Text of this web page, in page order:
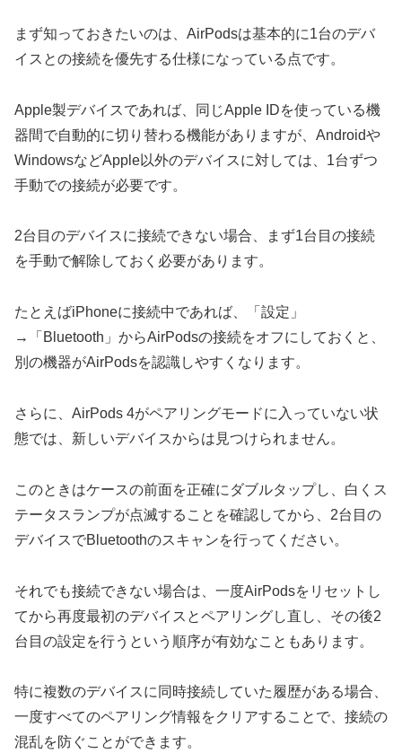
まず知っておきたいのは、AirPodsは基本的に1台のデバ
イスとの接続を優先する仕様になっている点です。
Apple製デバイスであれば、同じApple IDを使っている機
器間で自動的に切り替わる機能がありますが、Androidや
WindowsなどApple以外のデバイスに対しては、1台ずつ
手動での接続が必要です。
2台目のデバイスに接続できない場合、まず1台目の接続
を手動で解除しておく必要があります。
たとえばiPhoneに接続中であれば、「設定」
→「Bluetooth」からAirPodsの接続をオフにしておくと、
別の機器がAirPodsを認識しやすくなります。
さらに、AirPods 4がペアリングモードに入っていない状
態では、新しいデバイスからは見つけられません。
このときはケースの前面を正確にダブルタップし、白くス
テータスランプが点滅することを確認してから、2台目の
デバイスでBluetoothのスキャンを行ってください。
それでも接続できない場合は、一度AirPodsをリセットし
てから再度最初のデバイスとペアリングし直し、その後2
台目の設定を行うという順序が有効なこともあります。
特に複数のデバイスに同時接続していた履歴がある場合、
一度すべてのペアリング情報をクリアすることで、接続の
混乱を防ぐことができます。